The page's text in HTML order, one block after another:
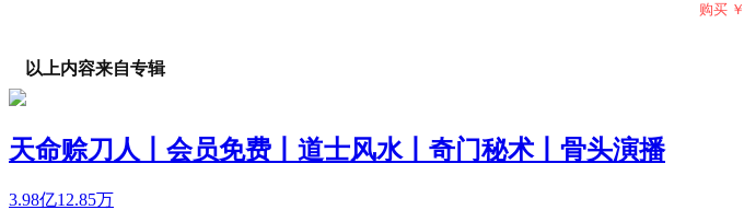
购买 ￥
以上内容来自专辑
天命赊刀人丨会员免费丨道士风水丨奇门秘术丨骨头演播
3.98亿12.85万